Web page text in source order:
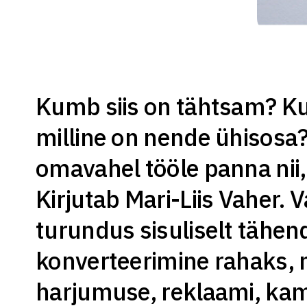
Kumb siis on tähtsam?
milline on nende
omavahel tööle panna
Kirjutab Mari-Liis Vaher.
turundus sisuliselt
konverteerimine rahaks,
harjumuse, reklaami,